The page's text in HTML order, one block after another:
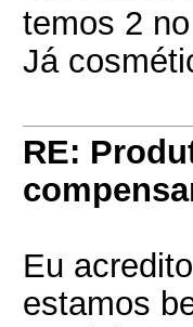
temos 2
Já
RE:
Eu
estamos